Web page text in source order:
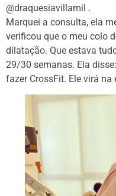
@draquesiavillamil .
Marquei a consulta, ela
verificou que o meu colo
dilatação. Que estava
29/30 semanas. Ela
fazer CrossFit. Ele virá na